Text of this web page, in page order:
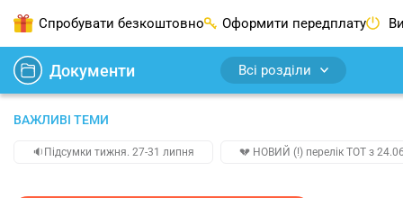
Спробувати безкоштовно Оформити передплату
Документи Всі розділи
ВАЖЛИВІ ТЕМИ
🔉Підсумки тижня. 27-31 липня 💔 НОВИЙ (!) перелік ТОТ з